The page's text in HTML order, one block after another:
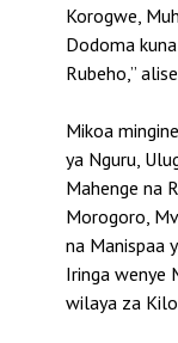
Korogwe,
Dodoma
Rubeho,”
Mikoa
ya Nguru,
Mahenge na
Morogoro,
na Manispaa
Iringa wenye
wilaya za